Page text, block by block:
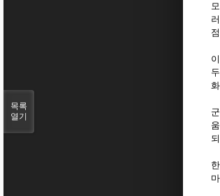
목록
열기